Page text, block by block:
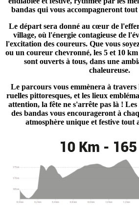
bandas qui vous accompagneront
Le départ sera donné au cœur de
village, où l'énergie contagieuse de
l'excitation des coureurs. Que vous
ou un coureur chevronné, les 5 et 10
sont ouverts à tous, dans une
chaleureuse.
Le parcours vous emmènera à
ruelles pittoresques, et les lieux
attention, la fête ne s'arrête pas là !
des bandas vous encourageront à
atmosphère unique et festive tout